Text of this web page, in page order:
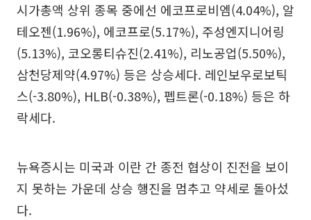
시가총액 상위 종목 중에선 에코프로비엠(4.04%), 알
테오젠(1.96%), 에코프로(5.17%), 주성엔지니어링
(5.13%), 코오롱티슈진(2.41%), 리노공업(5.50%),
삼천당제약(4.97%) 등은 상승세다. 레인보우로보틱
스(-3.80%), HLB(-0.38%), 펩트론(-0.18%) 등은 하
락세다.
뉴욕증시는 미국과 이란 간 종전 협상이 진전을 보이
지 못하는 가운데 상승 행진을 멈추고 약세로 돌아섰
다.